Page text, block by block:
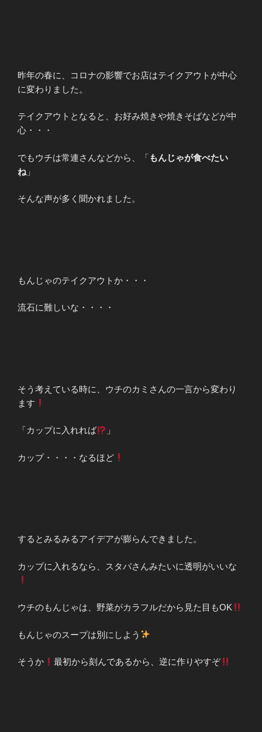
昨年の春に、コロナの影響でお店はテイクアウトが中心
に変わりました。
テイクアウトとなると、お好み焼きや焼きそばなどが中
心・・・
でもウチは常連さんなどから、「もんじゃが食べたい
ね 」
そんな声が多く聞かれました。
もんじゃのテイクアウトか・・・
流石に難しいな・・・・
そう考えている時に、ウチのカミさんの一言から変わり
ます
「カップに入れれば 」
カップ・・・・なるほど
するとみるみるアイデアが膨らんできました。
カップに入れるなら、スタバさんみたいに透明がいいな
ウチのもんじゃは、野菜がカラフルだから見た目もOK
もんじゃのスープは別にしよう
そうか 最初から刻んであるから、逆に作りやすぞ